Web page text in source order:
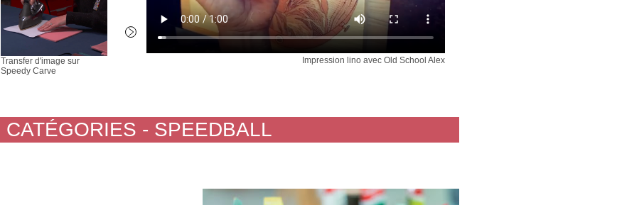
Transfer d'image sur
Speedy Carve
Speed Screens Kit - set
Utilisation des feuilles
Impression lino avec Old School Alex
CATÉGORIES - SPEEDBALL